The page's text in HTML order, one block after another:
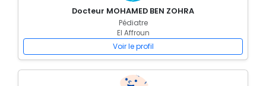
Docteur MOHAMED BEN ZOHRA
Pédiatre
El Affroun
Voir le profil